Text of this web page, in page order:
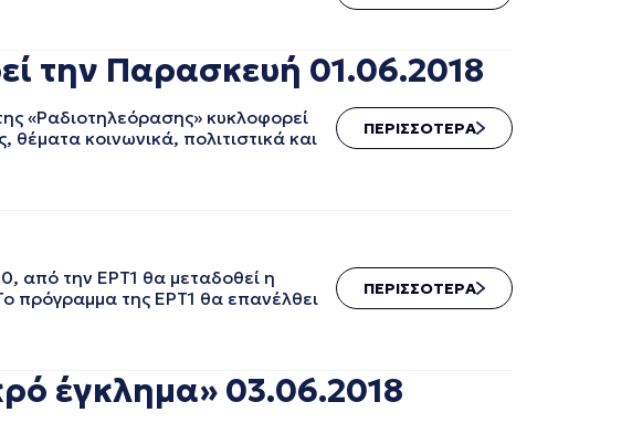
την Παρασκευή 01.06.2018
«Ραδιοτηλεόρασης» κυκλοφορεί
κοινωνικά, πολιτιστικά και
ΠΕΡΙΣΣΟΤΕΡΑ
από την ΕΡΤ1 θα μεταδοθεί η
πρόγραμμα της ΕΡΤ1 θα επανέλθει
ΠΕΡΙΣΣΟΤΕΡΑ
έγκλημα» 03.06.2018